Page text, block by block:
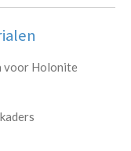
voor Holonite